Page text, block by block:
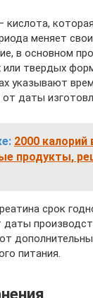
кислота,
меняет
в основном
твердых
указывают
даты
2000
продукты,
срок
даты
питания.